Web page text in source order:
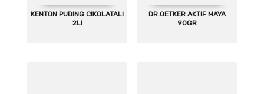
KENTON PUDING CIKOLATALI
2LI
DR.OETKER AKTIF MAYA
90GR